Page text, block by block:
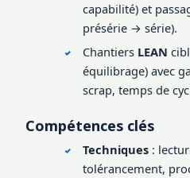
capabilité) et
présérie → série).
Chantiers LEAN
équilibrage) avec
scrap, temps de
Compétences clés
Techniques :
tolérancement,